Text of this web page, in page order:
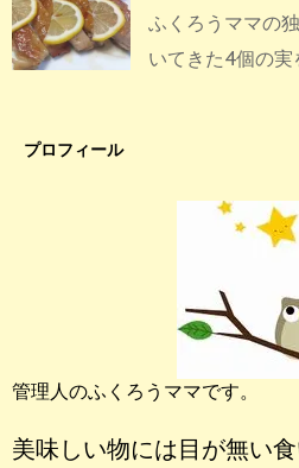
ふくろうママの
いてきた4個の実
プロフィール
管理人のふくろうママです。
美味しい物には目が無い